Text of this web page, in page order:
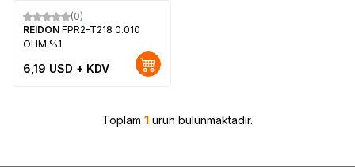
Yeni
(0)
REIDON FPR2-T218 0.010
OHM %1
6,19 USD + KDV
Toplam 1 ürün bulunmaktadır.